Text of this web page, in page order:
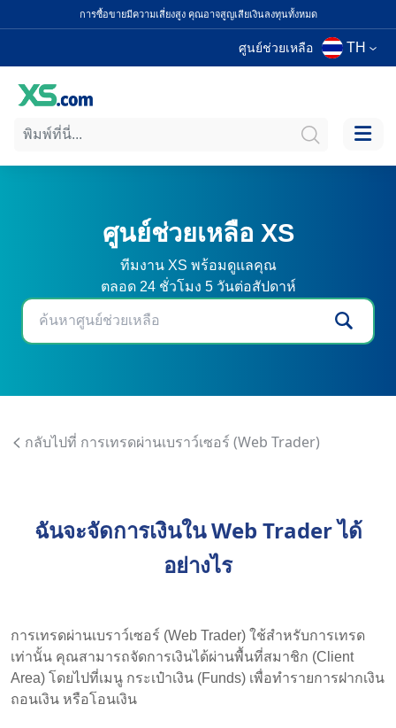
การซื้อขายมีความเสี่ยงสูง คุณอาจสูญเสียเงินลงทุนทั้งหมด
ศูนย์ช่วยเหลือ TH
ศูนย์ช่วยเหลือ XS
ทีมงาน XS พร้อมดูแลคุณ
ตลอด 24 ชั่วโมง 5 วันต่อสัปดาห์
กลับไปที่ การเทรดผ่านเบราว์เซอร์ (Web Trader)
ฉันจะจัดการเงินใน Web Trader ได้
อย่างไร
การเทรดผ่านเบราว์เซอร์ (Web Trader) ใช้สำหรับการเทรด
เท่านั้น คุณสามารถจัดการเงินได้ผ่านพื้นที่สมาชิก (Client
Area) โดยไปที่เมนู กระเป๋าเงิน (Funds) เพื่อทำรายการฝากเงิน
ถอนเงิน หรือโอนเงิน